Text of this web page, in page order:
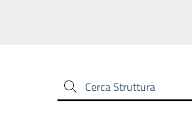
Cerca Struttura